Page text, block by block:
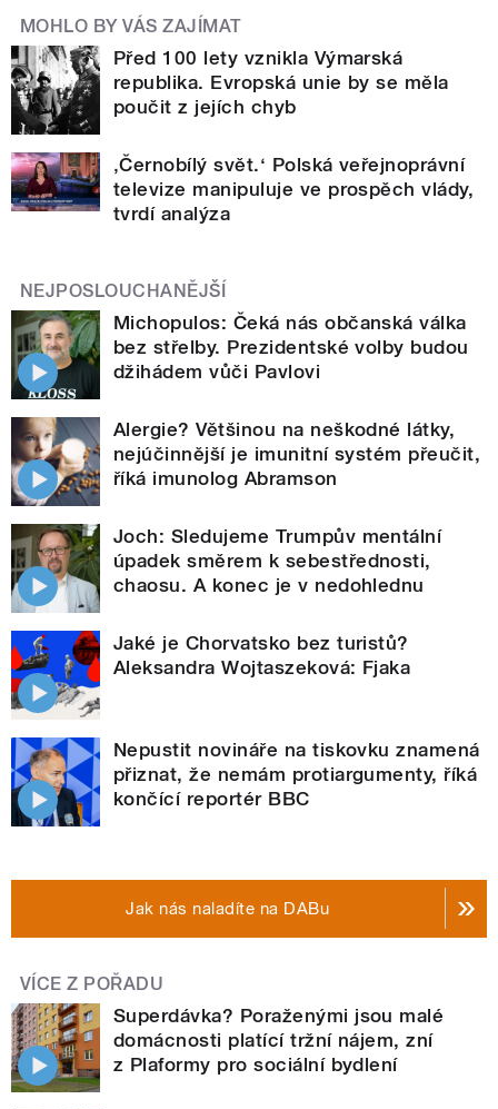
MOHLO BY VÁS ZAJÍMAT
Před 100 lety vznikla Výmarská
republika. Evropská unie by se měla
poučit z jejích chyb
‚Černobílý svět.‘ Polská veřejnoprávní
televize manipuluje ve prospěch vlády,
tvrdí analýza
NEJPOSLOUCHANĚJŠÍ
Michopulos: Čeká nás občanská válka
bez střelby. Prezidentské volby budou
džihádem vůči Pavlovi
Alergie? Většinou na neškodné látky,
nejúčinnější je imunitní systém přeučit,
říká imunolog Abramson
Joch: Sledujeme Trumpův mentální
úpadek směrem k sebestřednosti,
chaosu. A konec je v nedohlednu
Jaké je Chorvatsko bez turistů?
Aleksandra Wojtaszeková: Fjaka
Nepustit novináře na tiskovku znamená
přiznat, že nemám protiargumenty, říká
končící reportér BBC
Jak nás naladíte na DABu
VÍCE Z POŘADU
Superdávka? Poraženými jsou malé
domácnosti platící tržní nájem, zní
z Plaformy pro sociální bydlení